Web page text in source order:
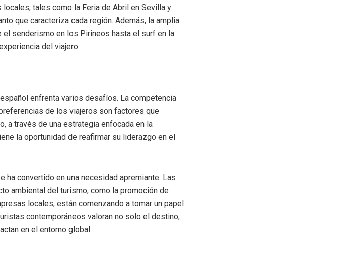
tales como la Feria de Abril en Sevilla y
que caracteriza cada región. Además, la amplia
senderismo en los Pirineos hasta el surf en la
del viajero.
enfrenta varios desafíos. La competencia
de los viajeros son factores que
a través de una estrategia enfocada en la
la oportunidad de reafirmar su liderazgo en el
convertido en una necesidad apremiante. Las
ambiental del turismo, como la promoción de
locales, están comenzando a tomar un papel
contemporáneos valoran no solo el destino,
en el entorno global.